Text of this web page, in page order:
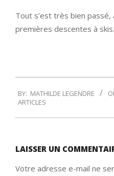
Tout s’est très bien passé,
premières descentes à skis.
12-
BY: MATHILDE LEGENDRE
ARTICLES
LAISSER UN
Votre adresse e-mail ne